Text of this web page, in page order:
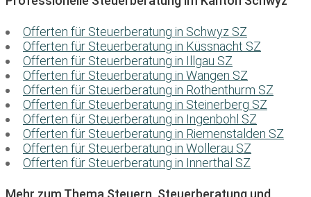
Offerten für Steuerberatung in Schwyz SZ
Offerten für Steuerberatung in Küssnacht SZ
Offerten für Steuerberatung in Illgau SZ
Offerten für Steuerberatung in Wangen SZ
Offerten für Steuerberatung in Rothenthurm SZ
Offerten für Steuerberatung in Steinerberg SZ
Offerten für Steuerberatung in Ingenbohl SZ
Offerten für Steuerberatung in Riemenstalden SZ
Offerten für Steuerberatung in Wollerau SZ
Offerten für Steuerberatung in Innerthal SZ
Mehr zum Thema Steuern, Steuerberatung und